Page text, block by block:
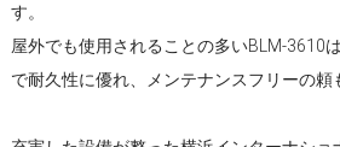
す。
屋外でも使用されることの多いBLM-3610
で耐久性に優れ、メンテナンスフリーの頼